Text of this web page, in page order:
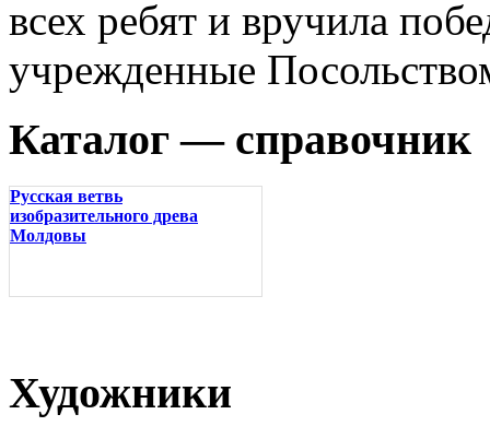
всех ребят и вручила
учрежденные
Каталог — справочник
Русская ветвь
изобразительного древа
Молдовы
Художники